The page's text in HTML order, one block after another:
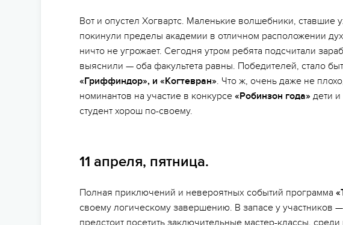
Вот и опустел Хогвартс. Маленькие волшебники,
покинули пределы академии в отличном расположении
ничто не угрожает. Сегодня утром ребята подсчитали
выяснили — оба факультета равны. Победителей, стало
«Гриффиндор», и «Когтевран». Что ж, очень даже не
номинантов на участие в конкурсе «Робинзон года» дети
студент хорош по-своему.
11 апреля, пятница.
Полная приключений и невероятных событий программа
своему логическому завершению. В запасе у участников
предстоит посетить заключительные мастер-классы,